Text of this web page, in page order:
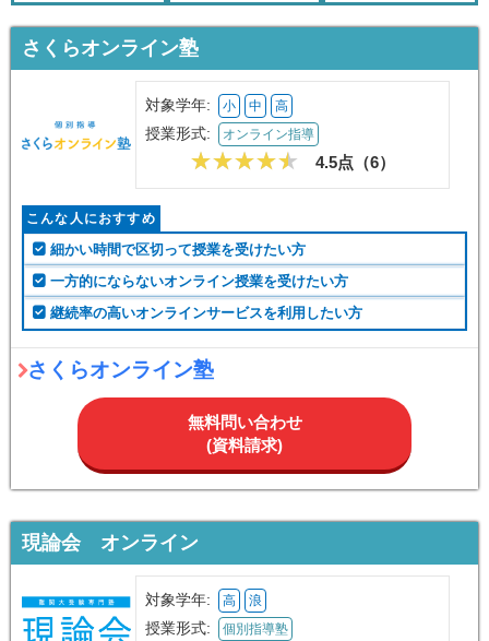
授業形
式
この条件で絞り込む
さくらオンライン塾
対象学年: 小 中 高
授業形式: オンライン指導
4.5点（6）
こんな人におすすめ
細かい時間で区切って授業を受けたい方
一方的にならないオンライン授業を受けたい方
継続率の高いオンラインサービスを利用したい方
さくらオンライン塾
無料問い合わせ
(資料請求)
現論会 オンライン
対象学年: 高 浪
授業形式: 個別指導塾